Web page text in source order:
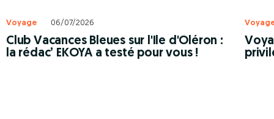
Voyage 06/07/2026
Club Vacances Bleues sur l'Ile d'Oléron :
la rédac’ EKOYA a testé pour vous !